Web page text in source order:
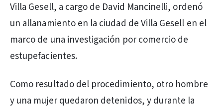
Villa Gesell, a cargo de David Mancinelli, ordenó
un allanamiento en la ciudad de Villa Gesell en el
marco de una investigación por comercio de
estupefacientes.
Como resultado del procedimiento, otro hombre
y una mujer quedaron detenidos, y durante la